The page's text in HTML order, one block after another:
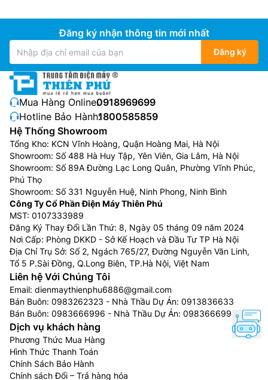
Đăng ký nhận thông tin mới nhất
Đăng ký
Mua Hàng Online:0918969699
Hotline Bảo Hành:1800585859
Hệ Thống Showroom
Tổng Kho: KCN Vĩnh Hoàng, Quận Hoàng Mai, Hà Nội
Showroom: Số 488 Hà Huy Tập, Yên Viên, Gia Lâm, Hà Nội
Showroom: Số 89A Đường Lạc Long Quân, Phường Vĩnh Phúc,
Phú Thọ
Showroom: Số 331 Nguyễn Huệ, Ninh Phong, Ninh Bình
Công Ty Cổ Phần Điện Máy Thiên Phú
MST: 0107333989
Đăng Ký Thay Đổi Lần Thứ: 8, Ngày 05 tháng 09 năm 2024
Nơi Cấp: Phòng DKKD - Sở Kế Hoạch và Đầu Tư TP Hà Nội
Địa Chỉ Trụ Sở: Số 2, Ngách 765/27, Đường Nguyễn Văn Linh,
Tổ 5 P.Sài Đồng, Q.Long Biên, TP.Hà Nội, Việt Nam
Liên hệ Với Chúng Tôi
Email: dienmaythienphu6886@gmail.com
Bán Buôn: 0983262323 - Nhà Thầu Dự Án: 0913836633
Bán Buôn: 0983666996 - Nhà Thầu Dự Án: 0983666996
Dịch vụ khách hàng
Phương Thức Mua Hàng
Hình Thức Thanh Toán
Chính Sách Bảo Hành
Chính sách Đổi – Trả hàng hóa